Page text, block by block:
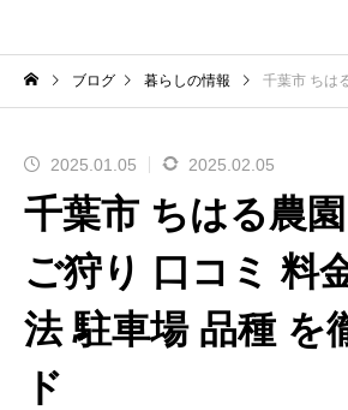
ブログ 暮らしの情報 千葉市 ちはる農園 の いちご
2025.01.05 2025.02.05
千葉市 ちはる農
ご狩り 口コミ 料
法 駐車場 品種 を
ド